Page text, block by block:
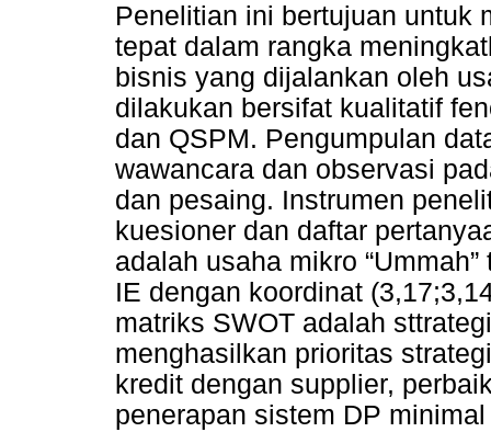
Penelitian ini bertujuan untuk
tepat dalam rangka
bisnis yang dijalankan oleh
dilakukan bersifat kualitatif
dan QSPM. Pengumpulan
wawancara dan observasi
dan pesaing. Instrumen
kuesioner dan daftar
adalah usaha mikro
IE dengan koordinat
matriks SWOT adalah
menghasilkan prioritas
kredit dengan supplier,
penerapan sistem DP